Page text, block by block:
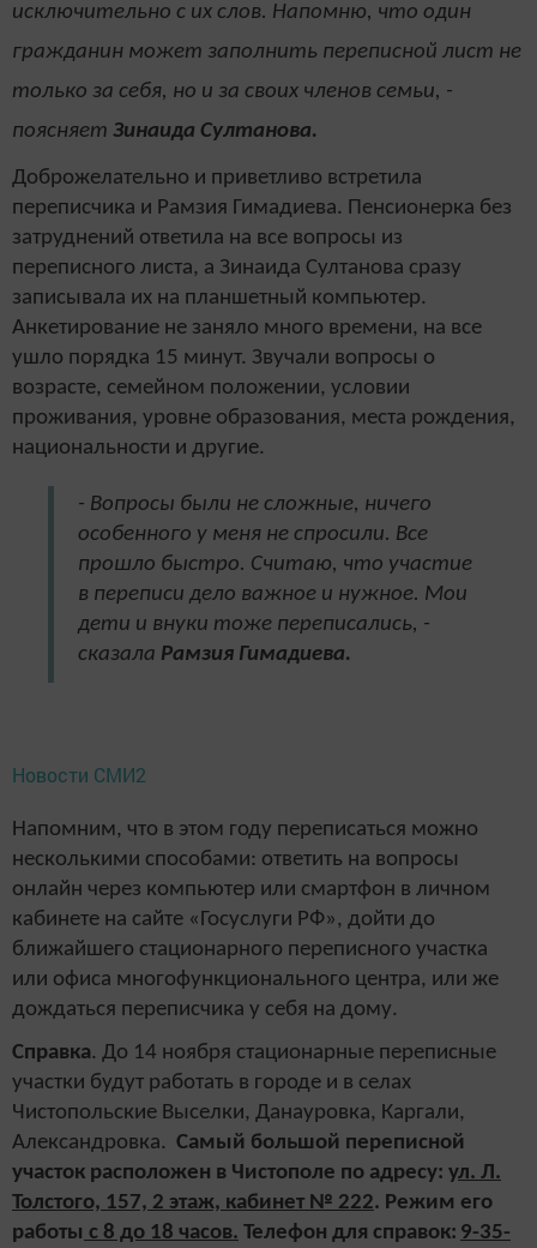
исключительно с их слов. Напомню, что один
гражданин может заполнить переписной лист не
только за себя, но и за своих членов семьи, -
поясняет Зинаида Султанова.
Доброжелательно и приветливо встретила
переписчика и Рамзия Гимадиева. Пенсионерка без
затруднений ответила на все вопросы из
переписного листа, а Зинаида Султанова сразу
записывала их на планшетный компьютер.
Анкетирование не заняло много времени, на все
ушло порядка 15 минут. Звучали вопросы о
возрасте, семейном положении, условии
проживания, уровне образования, места рождения,
национальности и другие.
- Вопросы были не сложные, ничего
особенного у меня не спросили. Все
прошло быстро. Считаю, что участие
в переписи дело важное и нужное. Мои
дети и внуки тоже переписались, -
сказала Рамзия Гимадиева.
Новости СМИ2
Напомним, что в этом году переписаться можно
несколькими способами: ответить на вопросы
онлайн через компьютер или смартфон в личном
кабинете на сайте «Госуслуги РФ», дойти до
ближайшего стационарного переписного участка
или офиса многофункционального центра, или же
дождаться переписчика у себя на дому.
Справка. До 14 ноября стационарные переписные
участки будут работать в городе и в селах
Чистопольские Выселки, Данауровка, Каргали,
Александровка. Самый большой переписной
участок расположен в Чистополе по адресу: ул. Л.
Толстого, 157, 2 этаж, кабинет № 222. Режим его
работы с 8 до 18 часов. Телефон для справок: 9-35-